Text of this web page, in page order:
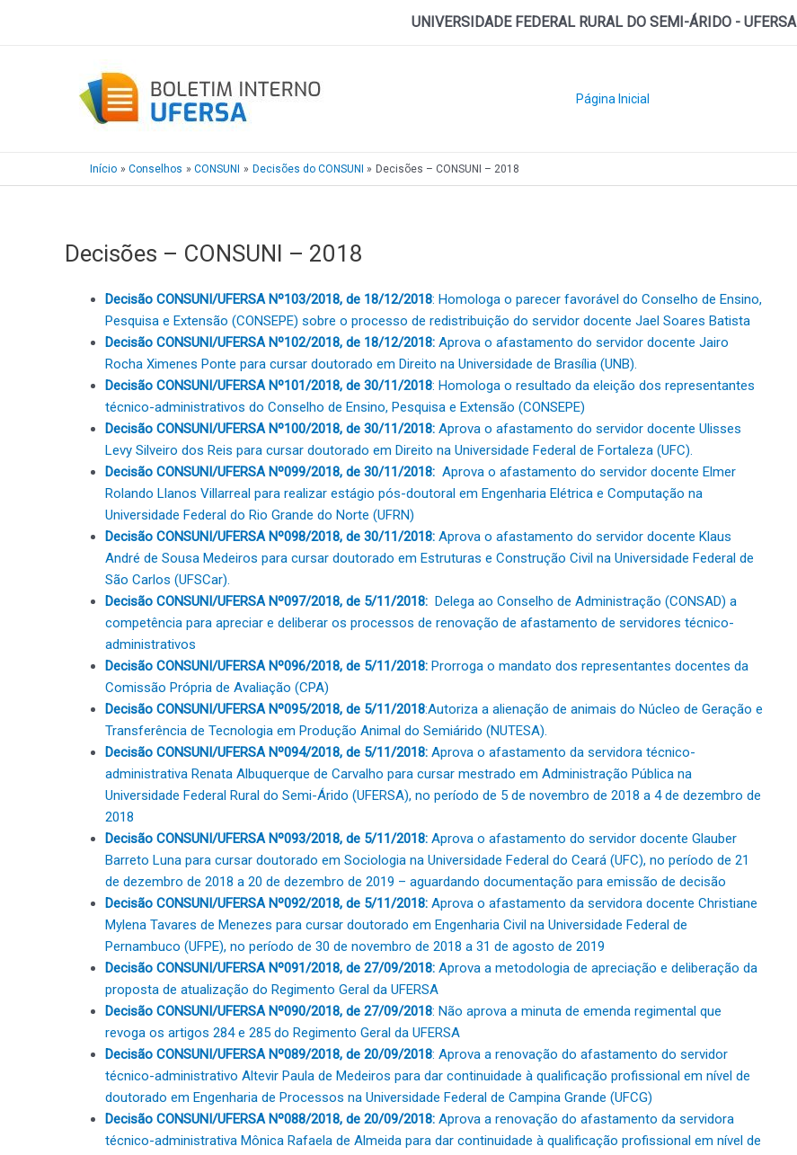
UNIVERSIDADE FEDERAL RURAL DO SEMI-ÁRIDO - UFERSA
Página Inicial
Início Conselhos CONSUNI Decisões do CONSUNI Decisões – CONSUNI – 2018
Decisões – CONSUNI – 2018
Decisão CONSUNI/UFERSA Nº103/2018, de 18/12/2018: Homologa o parecer favorável do Conselho de Ensino,
Pesquisa e Extensão (CONSEPE) sobre o processo de redistribuição do servidor docente Jael Soares Batista
Decisão CONSUNI/UFERSA Nº102/2018, de 18/12/2018: Aprova o afastamento do servidor docente Jairo
Rocha Ximenes Ponte para cursar doutorado em Direito na Universidade de Brasília (UNB).
Decisão CONSUNI/UFERSA Nº101/2018, de 30/11/2018: Homologa o resultado da eleição dos representantes
técnico-administrativos do Conselho de Ensino, Pesquisa e Extensão (CONSEPE)
Decisão CONSUNI/UFERSA Nº100/2018, de 30/11/2018: Aprova o afastamento do servidor docente Ulisses
Levy Silveiro dos Reis para cursar doutorado em Direito na Universidade Federal de Fortaleza (UFC).
Decisão CONSUNI/UFERSA Nº099/2018, de 30/11/2018: Aprova o afastamento do servidor docente Elmer
Rolando Llanos Villarreal para realizar estágio pós-doutoral em Engenharia Elétrica e Computação na
Universidade Federal do Rio Grande do Norte (UFRN)
Decisão CONSUNI/UFERSA Nº098/2018, de 30/11/2018: Aprova o afastamento do servidor docente Klaus
André de Sousa Medeiros para cursar doutorado em Estruturas e Construção Civil na Universidade Federal de
São Carlos (UFSCar).
Decisão CONSUNI/UFERSA Nº097/2018, de 5/11/2018: Delega ao Conselho de Administração (CONSAD) a
competência para apreciar e deliberar os processos de renovação de afastamento de servidores técnico-
administrativos
Decisão CONSUNI/UFERSA Nº096/2018, de 5/11/2018: Prorroga o mandato dos representantes docentes da
Comissão Própria de Avaliação (CPA)
Decisão CONSUNI/UFERSA Nº095/2018, de 5/11/2018:Autoriza a alienação de animais do Núcleo de Geração e
Transferência de Tecnologia em Produção Animal do Semiárido (NUTESA).
Decisão CONSUNI/UFERSA Nº094/2018, de 5/11/2018: Aprova o afastamento da servidora técnico-
administrativa Renata Albuquerque de Carvalho para cursar mestrado em Administração Pública na
Universidade Federal Rural do Semi-Árido (UFERSA), no período de 5 de novembro de 2018 a 4 de dezembro de
2018
Decisão CONSUNI/UFERSA Nº093/2018, de 5/11/2018: Aprova o afastamento do servidor docente Glauber
Barreto Luna para cursar doutorado em Sociologia na Universidade Federal do Ceará (UFC), no período de 21
de dezembro de 2018 a 20 de dezembro de 2019 – aguardando documentação para emissão de decisão
Decisão CONSUNI/UFERSA Nº092/2018, de 5/11/2018: Aprova o afastamento da servidora docente Christiane
Mylena Tavares de Menezes para cursar doutorado em Engenharia Civil na Universidade Federal de
Pernambuco (UFPE), no período de 30 de novembro de 2018 a 31 de agosto de 2019
Decisão CONSUNI/UFERSA Nº091/2018, de 27/09/2018: Aprova a metodologia de apreciação e deliberação da
proposta de atualização do Regimento Geral da UFERSA
Decisão CONSUNI/UFERSA Nº090/2018, de 27/09/2018: Não aprova a minuta de emenda regimental que
revoga os artigos 284 e 285 do Regimento Geral da UFERSA
Decisão CONSUNI/UFERSA Nº089/2018, de 20/09/2018: Aprova a renovação do afastamento do servidor
técnico-administrativo Altevir Paula de Medeiros para dar continuidade à qualificação profissional em nível de
doutorado em Engenharia de Processos na Universidade Federal de Campina Grande (UFCG)
Decisão CONSUNI/UFERSA Nº088/2018, de 20/09/2018: Aprova a renovação do afastamento da servidora
técnico-administrativa Mônica Rafaela de Almeida para dar continuidade à qualificação profissional em nível de